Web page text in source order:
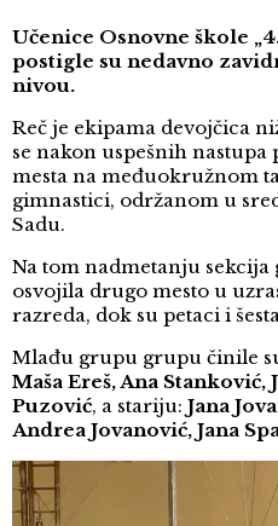
Učenice Osnovne škole
postigle su nedavno
nivou.
Reč je ekipama devojčica
se nakon uspešnih
mesta na međuokružnom
gimnastici, održanom u
Sadu.
Na tom nadmetanju sekcija
osvojila drugo mesto u
razreda, dok su petaci i
Mlađu grupu grupu činile
Maša Ereš, Ana
Puzović, a stariju: Jana
Andrea Jovanović, Jana